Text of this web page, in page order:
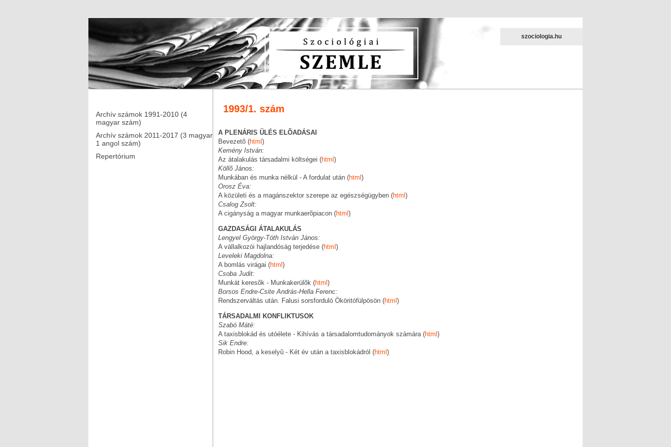
szociologia.hu
Archív számok 1991-2010 (4
magyar szám)
Archív számok 2011-2017 (3 magyar
1 angol szám)
Repertórium
1993/1. szám
A PLENÁRIS ÜLÉS ELÕADÁSAI
Bevezetõ (html )
Kemény István:
Az átalakulás társadalmi költségei (html )
Köllõ János:
Munkában és munka nélkül - A fordulat után (html )
Orosz Éva:
A közületi és a magánszektor szerepe az egészségügyben (html )
Csalog Zsolt:
A cigányság a magyar munkaerõpiacon (html )
GAZDASÁGI ÁTALAKULÁS
Lengyel György-Tóth István János:
A vállalkozói hajlandóság terjedése (html )
Leveleki Magdolna:
A bomlás virágai (html )
Csoba Judit:
Munkát keresõk - Munkakerülõk (html )
Borsos Endre-Csite András-Hella Ferenc:
Rendszerváltás után. Falusi sorsforduló Ököritófülpösön (html )
TÁRSADALMI KONFLIKTUSOK
Szabó Máté:
A taxisblokád és utóélete - Kihívás a társadalomtudományok számára (html )
Sik Endre:
Robin Hood, a keselyû - Két év után a taxisblokádról (html )